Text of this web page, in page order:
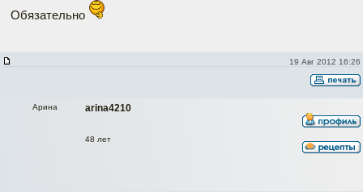
Обязательно
19 Авг 2012 16:26
arina4210
Арина
48 лет